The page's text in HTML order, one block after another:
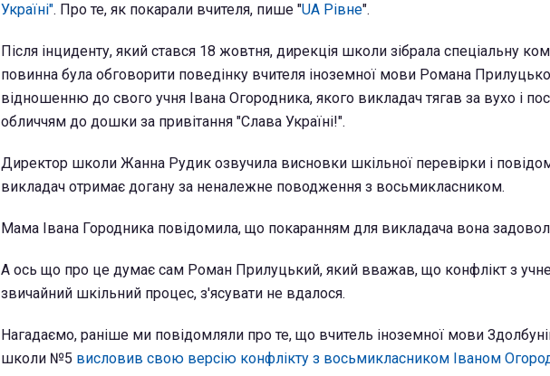
Україні". Про те, як покарали вчителя, пише "UA Рівне".
Після інциденту, який стався 18 жовтня, дирекція школи зібрала спеціальну
повинна була обговорити поведінку вчителя іноземної мови Романа
відношенню до свого учня Івана Огородника, якого викладач тягав за вухо і
обличчям до дошки за привітання "Слава Україні!".
Директор школи Жанна Рудик озвучила висновки шкільної перевірки і
викладач отримає догану за неналежне поводження з восьмикласником.
Мама Івана Городника повідомила, що покаранням для викладача вона
А ось що про це думає сам Роман Прилуцький, який вважав, що конфлікт з
звичайний шкільний процес, з'ясувати не вдалося.
Нагадаємо, раніше ми повідомляли про те, що вчитель іноземної мови
школи №5 висловив свою версію конфлікту з восьмикласником Іваном